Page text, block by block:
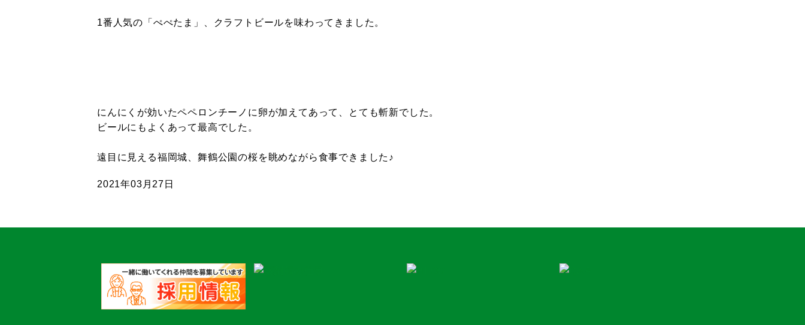
1番人気の「ぺぺたま」、クラフトビールを味わってきました。
にんにくが効いたペペロンチーノに卵が加えてあって、とても斬新でした。
ビールにもよくあって最高でした。
遠目に見える福岡城、舞鶴公園の桜を眺めながら食事できました♪
2021年03月27日